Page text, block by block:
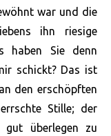
war und die
ihn riesige
haben Sie denn
schickt? Das ist
den erschöpften
Stille; der
überlegen zu